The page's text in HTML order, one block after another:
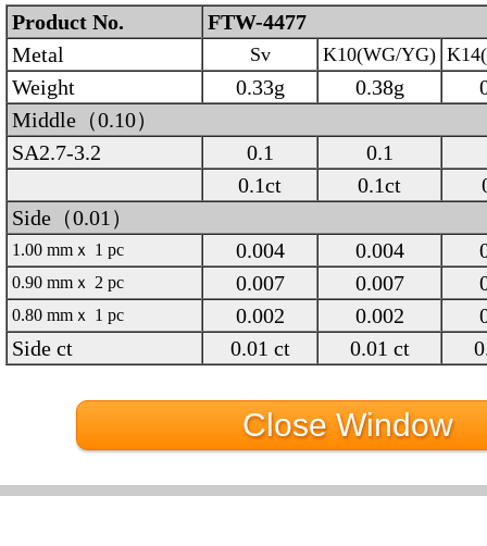
Product No.
FTW-4477
Metal
Sv K10(WG/YG)
Weight 0.33g 0.38g
Middle（0.10）
SA2.7-3.2
0.1
0.1
0.1ct
0.1ct
Side（0.01）
1.00 mmｘ 1 pc 0.004 0.004
0.90 mmｘ 2 pc 0.007 0.007
0.80 mmｘ 1 pc 0.002 0.002
Side ct
0.01 ct 0.01 ct